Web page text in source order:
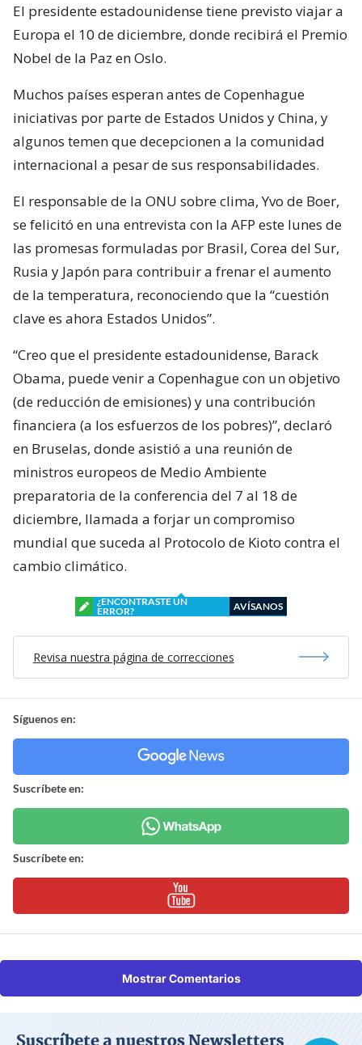
El presidente estadounidense tiene previsto viajar a
Europa el 10 de diciembre, donde recibirá el Premio
Nobel de la Paz en Oslo.
Muchos países esperan antes de Copenhague
iniciativas por parte de Estados Unidos y China, y
algunos temen que decepcionen a la comunidad
internacional a pesar de sus responsabilidades.
El responsable de la ONU sobre clima, Yvo de Boer,
se felicitó en una entrevista con la AFP este lunes de
las promesas formuladas por Brasil, Corea del Sur,
Rusia y Japón para contribuir a frenar el aumento
de la temperatura, reconociendo que la “cuestión
clave es ahora Estados Unidos”.
“Creo que el presidente estadounidense, Barack
Obama, puede venir a Copenhague con un objetivo
(de reducción de emisiones) y una contribución
financiera (a los esfuerzos de los pobres)”, declaró
en Bruselas, donde asistió a una reunión de
ministros europeos de Medio Ambiente
preparatoria de la conferencia del 7 al 18 de
diciembre, llamada a forjar un compromiso
mundial que suceda al Protocolo de Kioto contra el
cambio climático.
¿ENCONTRASTE UN
ERROR?
AVÍSANOS
Revisa nuestra página de correcciones
Síguenos en:
Suscríbete en:
Suscríbete en:
Mostrar Comentarios